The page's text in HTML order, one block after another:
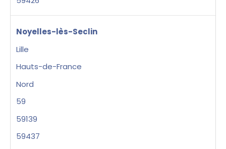
Noyelles-lès-Seclin
Lille
Hauts-de-France
Nord
59
59139
59437